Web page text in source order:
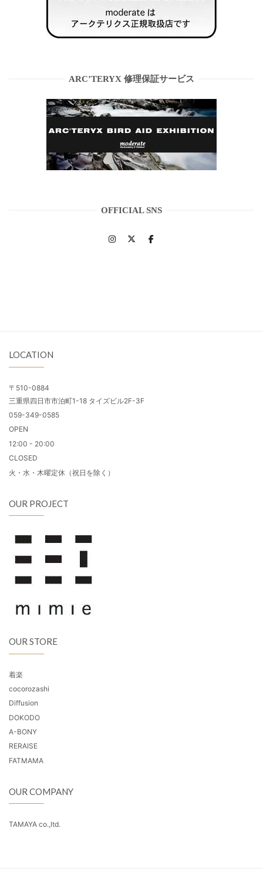
ARC’TERYX 修理保証サービス
OFFICIAL SNS
LOCATION
〒510-0884
三重県四日市市泊町1-18 タイズビル2F-3F
059-349-0585
OPEN
12:00 - 20:00
CLOSED
火・水・木曜定休（祝日を除く）
OUR PROJECT
OUR STORE
着楽
cocorozashi
Diffusion
DOKODO
A-BONY
RERAISE
FATMAMA
OUR COMPANY
TAMAYA co.,ltd.